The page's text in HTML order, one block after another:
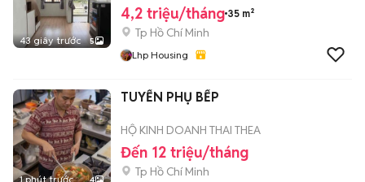
43 giây trước 5
4,2 triệu/tháng 35 m²
Tp Hồ Chí Minh
Lhp Housing
1 phút trước 4
TUYỂN PHỤ BẾP
HỘ KINH DOANH THAI THEA
Đến 12 triệu/tháng
Tp Hồ Chí Minh